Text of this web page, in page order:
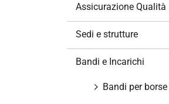
Assicurazione Qualità
Sedi e strutture
Bandi e Incarichi
Bandi per